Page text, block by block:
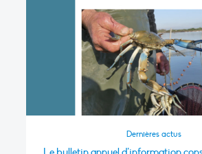
Dernières actus